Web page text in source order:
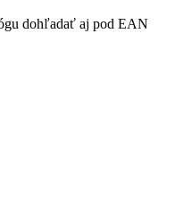
dohľadať aj pod EAN